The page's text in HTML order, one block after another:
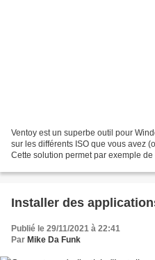
Ventoy est un superbe outil pour
sur les différents ISO que vous avez
Cette solution permet par exemple
Installer des
Publié le 29/11/2021 à 22:41
Par Mike Da Funk